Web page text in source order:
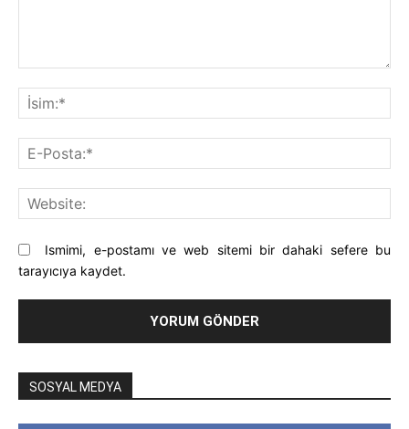
Ismimi, e-postamı ve web sitemi bir dahaki sefere bu
tarayıcıya kaydet.
SOSYAL MEDYA